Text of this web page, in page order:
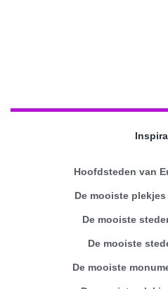
Hoofdsteden van
De mooiste
De mooiste
De mooiste
De mooiste